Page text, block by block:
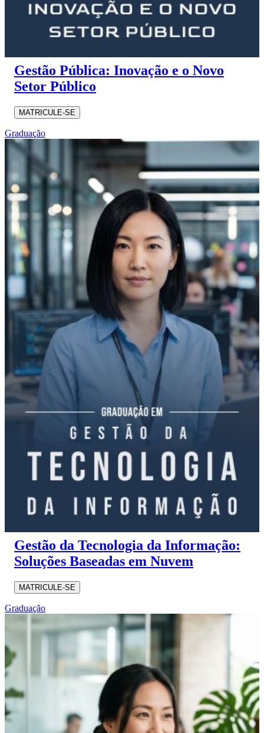
Gestão Pública: Inovação e o Novo
Setor Público
MATRICULE-SE
Graduação
Gestão da Tecnologia da Informação:
Soluções Baseadas em Nuvem
MATRICULE-SE
Graduação